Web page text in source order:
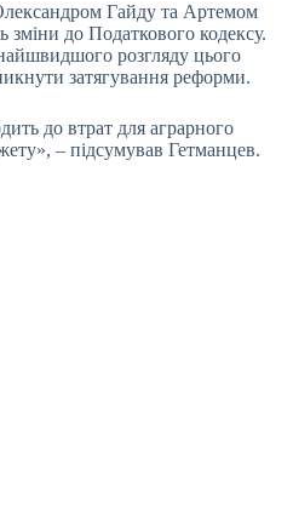
Гайду та Артемом
до Податкового кодексу.
розгляду цього
затягування реформи.
до втрат для аграрного
– підсумував Гетманцев.